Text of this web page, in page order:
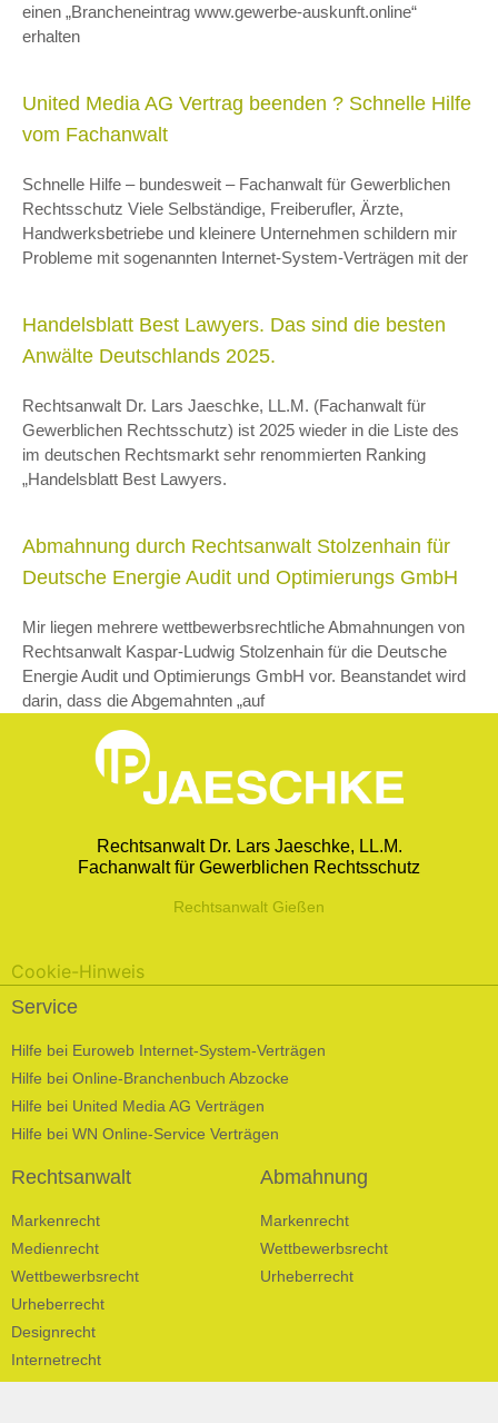
einen „Brancheneintrag www.gewerbe-auskunft.online“
erhalten
United Media AG Vertrag beenden ? Schnelle Hilfe
vom Fachanwalt
Schnelle Hilfe – bundesweit – Fachanwalt für Gewerblichen
Rechtsschutz Viele Selbständige, Freiberufler, Ärzte,
Handwerksbetriebe und kleinere Unternehmen schildern mir
Probleme mit sogenannten Internet-System-Verträgen mit der
Handelsblatt Best Lawyers. Das sind die besten
Anwälte Deutschlands 2025.
Rechtsanwalt Dr. Lars Jaeschke, LL.M. (Fachanwalt für
Gewerblichen Rechtsschutz) ist 2025 wieder in die Liste des
im deutschen Rechtsmarkt sehr renommierten Ranking
„Handelsblatt Best Lawyers.
Abmahnung durch Rechtsanwalt Stolzenhain für
Deutsche Energie Audit und Optimierungs GmbH
Mir liegen mehrere wettbewerbsrechtliche Abmahnungen von
Rechtsanwalt Kaspar-Ludwig Stolzenhain für die Deutsche
Energie Audit und Optimierungs GmbH vor. Beanstandet wird
darin, dass die Abgemahnten „auf
Rechtsanwalt Dr. Lars Jaeschke, LL.M.
Fachanwalt für Gewerblichen Rechtsschutz
Rechtsanwalt Gießen
Cookie-Hinweis
Service
Hilfe bei Euroweb Internet-System-Verträgen
Hilfe bei Online-Branchenbuch Abzocke
Hilfe bei United Media AG Verträgen
Hilfe bei WN Online-Service Verträgen
Rechtsanwalt
Markenrecht
Medienrecht
Wettbewerbsrecht
Urheberrecht
Designrecht
Internetrecht
Abmahnung
Markenrecht
Wettbewerbsrecht
Urheberrecht